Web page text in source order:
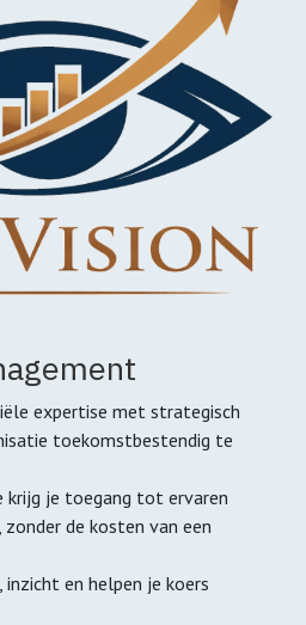
expertise met strategisch
toekomstbestendig te
krijg je toegang tot ervaren
de kosten van een
en helpen je koers